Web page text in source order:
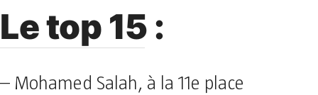
Le top 15 :
– Mohamed Salah, à la 11e place